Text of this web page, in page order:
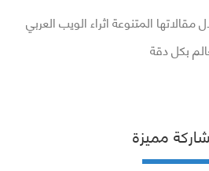
المتنوعة اثراء الويب العربي
بكل دقة
مميزة